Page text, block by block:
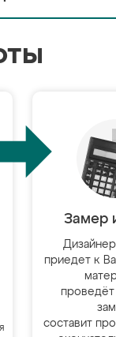
Замер
приедет к
проведёт
составит